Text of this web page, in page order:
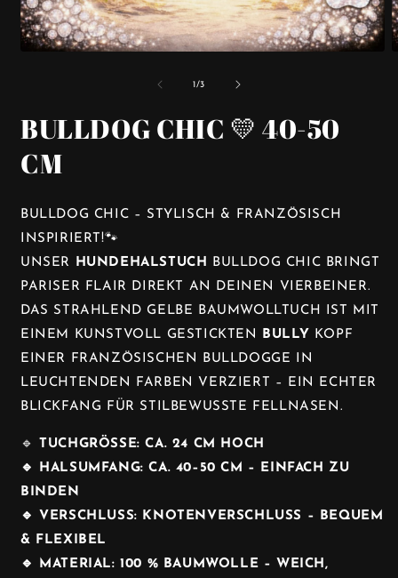
1/VON
3
BULLDOG CHIC 💛 40-50
CM
BULLDOG CHIC – STYLISCH & FRANZÖSISCH
INSPIRIERT!🐾
UNSER HUNDEHALS­TUCH BULLDOG CHIC BRINGT
PARISER FLAIR DIREKT AN DEINEN VIERBEINER.
DAS STRAHLEND GELBE BAUMWOLLTUCH IST MIT
EINEM KUNSTVOLL GESTICKTEN BULLY KOPF
EINER FRANZÖSISCHEN BULLDOGGE IN
LEUCHTENDEN FARBEN VERZIERT – EIN ECHTER
BLICKFANG FÜR STILBEWUSSTE FELLNASEN.
🔹 TUCHGRÖSSE: CA. 24 CM HOCH
🔹 HALSUMFANG: CA. 40–50 CM – EINFACH ZU
BINDEN
🔹 VERSCHLUSS: KNOTENVERSCHLUSS – BEQUEM
& FLEXIBEL
🔹 MATERIAL: 100 % BAUMWOLLE – WEICH,